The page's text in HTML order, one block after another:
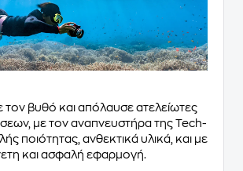
τον βυθό και απόλαυσε ατελείωτες
με τον αναπνευστήρα της Tech-
ποιότητας, ανθεκτικά υλικά, και με
και ασφαλή εφαρμογή.